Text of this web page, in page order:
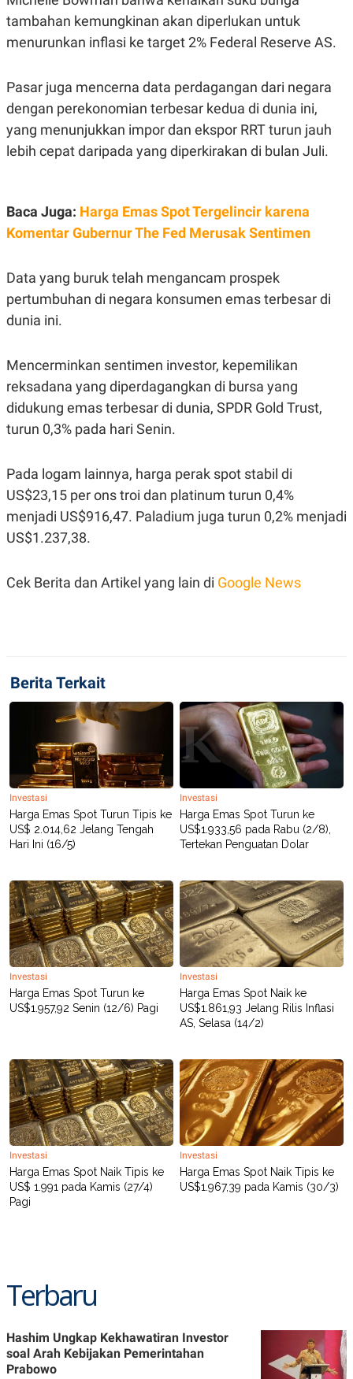
S
A
T
D
A
G
E
S
O
N
T
A
I
P
S
U
JARINGAN
O
T
A
A
D
E
M
R
S
S
E
A
S
E
I
A
N
G
G
N
C
E
I
N
E
R
A
I
T
A
P
E
E
R
G
K
G
M
E
D
.
I
D
SITEMAPPROFILETERM
USE
PEDOMAN
POLICY
tambahan kemungkinan akan diperlukan untuk
menurunkan inflasi ke target 2% Federal Reserve AS.
Pasar juga mencerna data perdagangan dari negara
dengan perekonomian terbesar kedua di dunia ini,
yang menunjukkan impor dan ekspor RRT turun jauh
lebih cepat daripada yang diperkirakan di bulan Juli.
Baca Juga: Harga Emas Spot Tergelincir karena
Komentar Gubernur The Fed Merusak Sentimen
Data yang buruk telah mengancam prospek
pertumbuhan di negara konsumen emas terbesar di
dunia ini.
Mencerminkan sentimen investor, kepemilikan
reksadana yang diperdagangkan di bursa yang
didukung emas terbesar di dunia, SPDR Gold Trust,
turun 0,3% pada hari Senin.
Pada logam lainnya, harga perak spot stabil di
US$23,15 per ons troi dan platinum turun 0,4%
menjadi US$916,47. Paladium juga turun 0,2% menjadi
US$1.237,38.
Cek Berita dan Artikel yang lain di Google News
Berita Terkait
Investasi
Harga Emas Spot Turun Tipis ke
US$ 2.014,62 Jelang Tengah
Hari Ini (16/5)
Investasi
Harga Emas Spot Turun ke
US$1.933,56 pada Rabu (2/8),
Tertekan Penguatan Dolar
Investasi
Harga Emas Spot Turun ke
US$1.957,92 Senin (12/6) Pagi
Investasi
Harga Emas Spot Naik ke
US$1.861,93 Jelang Rilis Inflasi
AS, Selasa (14/2)
Investasi
Harga Emas Spot Naik Tipis ke
US$ 1.991 pada Kamis (27/4)
Pagi
Investasi
Harga Emas Spot Naik Tipis ke
US$1.967,39 pada Kamis (30/3)
Terbaru
Hashim Ungkap Kekhawatiran Investor
soal Arah Kebijakan Pemerintahan
Prabowo